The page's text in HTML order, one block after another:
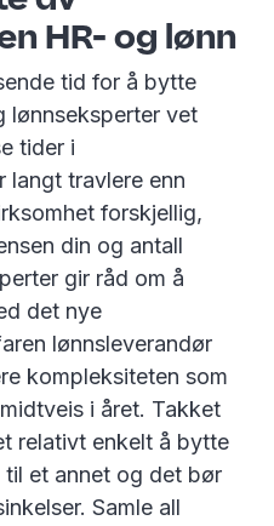
HR- og lønn
tid for å bytte
lønnseksperter vet
tider i
langt travlere enn
forskjellig,
din og antall
gir råd om å
det nye
lønnsleverandør
kompleksiteten som
i året. Takket
relativt enkelt å bytte
et annet og det bør
Samle all